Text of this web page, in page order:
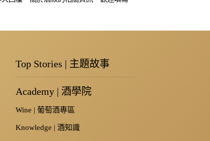
Top Stories | 主題故事
Academy | 酒學院
Wine | 葡萄酒專區
Knowledge | 酒知識